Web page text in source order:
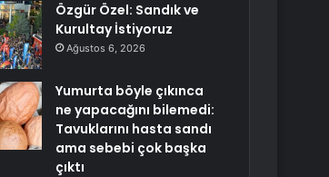
Özgür Özel: Sandık ve
Kurultay İstiyoruz
Ağustos 6, 2026
Yumurta böyle çıkınca
ne yapacağını bilemedi:
Tavuklarını hasta sandı
ama sebebi çok başka
çıktı